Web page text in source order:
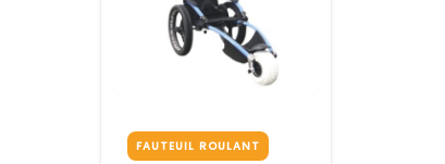
FAUTEUIL ROULANT